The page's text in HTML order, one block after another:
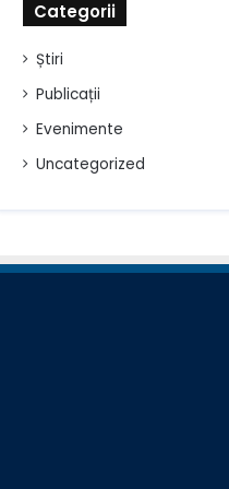
Categorii
Știri
Publicații
Evenimente
Uncategorized